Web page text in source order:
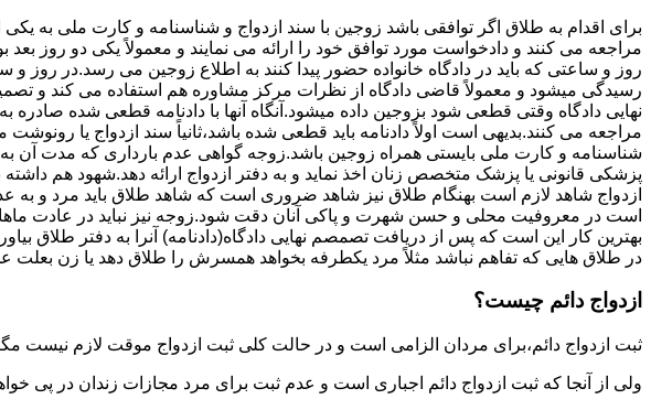
برای اقدام به طلاق اگر توافقی باشد زوجین با سند ازدواج و شناسنامه و کارت ملی به
مراجعه می کنند و دادخواست مورد توافق خود را ارائه می نمایند و معمولاً یکی دو روز بعد
روز و ساعتی که باید در دادگاه خانواده حضور پیدا کنند به اطلاع زوجین می رسد.در روز
رسیدگی میشود و معمولاً قاضی دادگاه از نظرات مرکز مشاوره هم استفاده می کند و
نهایی دادگاه وقتی قطعی شود بزوجین داده میشود.آنگاه آنها با دادنامه قطعی شده صادره
مراجعه می کنند.بدیهی است اولاً دادنامه باید قطعی شده باشد،ثانیاً سند ازدواج یا
شناسنامه و کارت ملی بایستی همراه زوجین باشد.زوجه گواهی عدم بارداری که مدت آن به
پزشکی قانونی یا پزشک متخصص زنان اخذ نماید و به دفتر ازدواج ارائه دهد.شهود هم
ازدواج شاهد لازم است بهنگام طلاق نیز شاهد ضروری است که شاهد طلاق باید مرد و به
است در معروفیت محلی و حسن شهرت و پاکی آنان دقت شود.زوجه نیز نباید در عادت
بهترین کار این است که پس از دریافت تصمصم نهایی دادگاه(دادنامه) آنرا به دفتر طلاق
در طلاق هایی که تفاهم نباشد مثلاً مرد یکطرفه بخواهد همسرش را طلاق دهد یا زن
ازدواج دائم چیست؟
ثبت ازدواج دائم،برای مردان الزامی است و در حالت کلی ثبت ازدواج موقت لازم نیست
ولی از آنجا که ثبت ازدواج دائم اجباری است و عدم ثبت برای مرد مجازات زندان در پی